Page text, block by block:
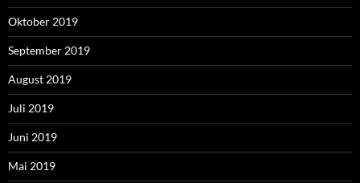
Oktober 2019
September 2019
August 2019
Juli 2019
Juni 2019
Mai 2019